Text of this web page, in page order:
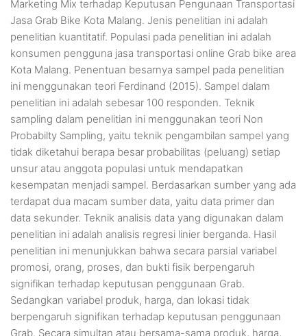
Marketing Mix terhadap Keputusan Pengunaan Transportasi
Jasa Grab Bike Kota Malang. Jenis penelitian ini adalah
penelitian kuantitatif. Populasi pada penelitian ini adalah
konsumen pengguna jasa transportasi online Grab bike area
Kota Malang. Penentuan besarnya sampel pada penelitian
ini menggunakan teori Ferdinand (2015). Sampel dalam
penelitian ini adalah sebesar 100 responden. Teknik
sampling dalam penelitian ini menggunakan teori Non
Probabilty Sampling, yaitu teknik pengambilan sampel yang
tidak diketahui berapa besar probabilitas (peluang) setiap
unsur atau anggota populasi untuk mendapatkan
kesempatan menjadi sampel. Berdasarkan sumber yang ada
terdapat dua macam sumber data, yaitu data primer dan
data sekunder. Teknik analisis data yang digunakan dalam
penelitian ini adalah analisis regresi linier berganda. Hasil
penelitian ini menunjukkan bahwa secara parsial variabel
promosi, orang, proses, dan bukti fisik berpengaruh
signifikan terhadap keputusan penggunaan Grab.
Sedangkan variabel produk, harga, dan lokasi tidak
berpengaruh signifikan terhadap keputusan penggunaan
Grab. Secara simultan atau bersama-sama produk, harga,